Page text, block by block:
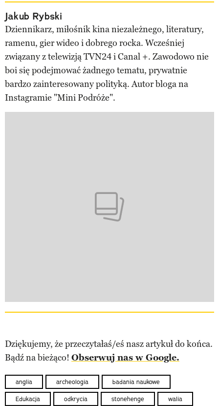
Jakub Rybski
Dziennikarz, miłośnik kina niezależnego, literatury,
ramenu, gier wideo i dobrego rocka. Wcześniej
związany z telewizją TVN24 i Canal +. Zawodowo nie
boi się podejmować żadnego tematu, prywatnie
bardzo zainteresowany polityką. Autor bloga na
Instagramie "Mini Podróże".
Dziękujemy, że przeczytałaś/eś nasz artykuł do końca.
Bądź na bieżąco! Obserwuj nas w Google.
anglia archeologia badania naukowe
Edukacja odkrycia stonehenge walia